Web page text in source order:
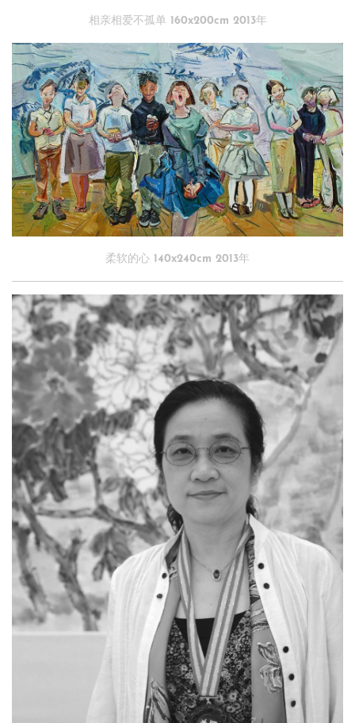
相亲相爱不孤单 160x200cm 2013年
柔软的心 140x240cm 2013年